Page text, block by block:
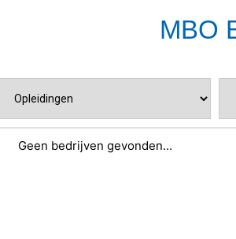
MBO
Geen bedrijven gevonden...